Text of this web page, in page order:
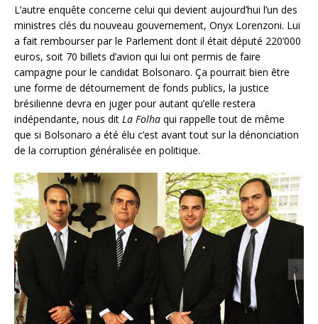
L’autre enquête concerne celui qui devient aujourd’hui l’un des
ministres clés du nouveau gouvernement, Onyx Lorenzoni. Lui
a fait rembourser par le Parlement dont il était député 220’000
euros, soit 70 billets d’avion qui lui ont permis de faire
campagne pour le candidat Bolsonaro. Ça pourrait bien être
une forme de détournement de fonds publics, la justice
brésilienne devra en juger pour autant qu’elle restera
indépendante, nous dit La Folha qui rappelle tout de même
que si Bolsonaro a été élu c’est avant tout sur la dénonciation
de la corruption généralisée en politique.